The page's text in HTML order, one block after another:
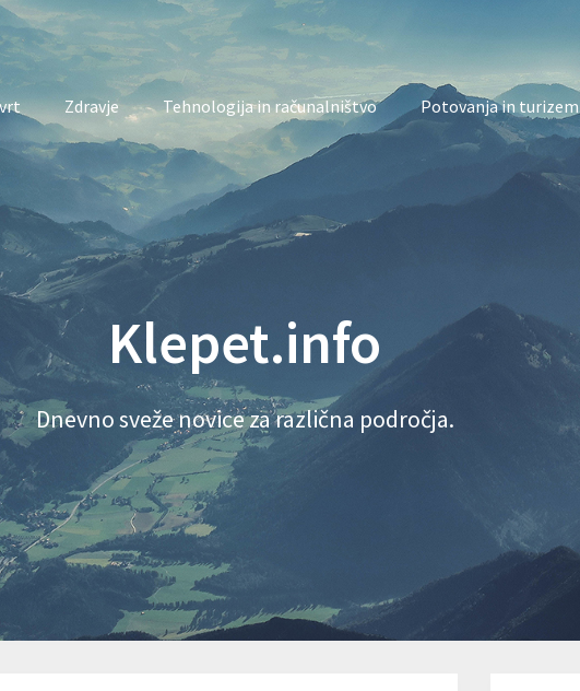
Zdravje Tehnologija in računalništvo Potovanja in turizem
Klepet.info
Dnevno sveže novice za različna področja.